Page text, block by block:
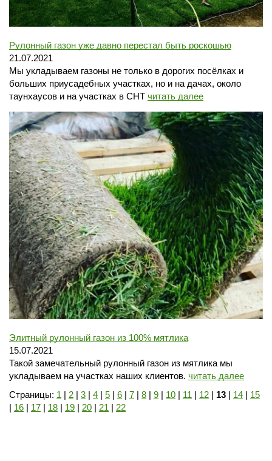
Рулонный газон уже давно перестал быть роскошью
21.07.2021
Мы укладываем газоны не только в дорогих посёлках и
больших приусадебных участках, но и на дачах, около
таунхаусов и на участках в СНТ читать далее
Элитный рулонный газон из 100% мятлика
15.07.2021
Такой замечательный рулонный газон из мятлика мы
укладываем на участках наших клиентов. читать далее
Страницы: 1 | 2 | 3 | 4 | 5 | 6 | 7 | 8 | 9 | 10 | 11 | 12 | 13 | 14 | 15
| 16 | 17 | 18 | 19 | 20 | 21 | 22